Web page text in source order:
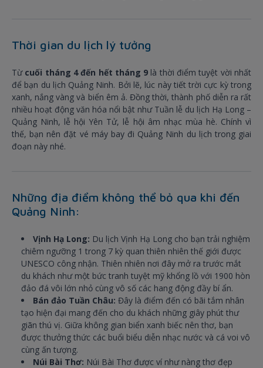
Thời gian du lịch lý tưởng
Từ cuối tháng 4 đến hết tháng 9 là thời điểm tuyệt vời nhất
để bạn du lịch Quảng Ninh. Bởi lẽ, lúc này tiết trời cực kỳ trong
xanh, nắng vàng và biển êm ả. Đồng thời, thành phố diễn ra rất
nhiều hoạt động văn hóa nổi bật như Tuần lễ du lịch Hạ Long –
Quảng Ninh, lễ hội Yên Tử, lễ hội âm nhạc mùa hè. Chính vì
thế, bạn nên đặt vé máy bay đi Quảng Ninh du lịch trong giai
đoạn này nhé.
Những địa điểm không thể bỏ qua khi đến
Quảng Ninh:
Vịnh Hạ Long: Du lịch Vịnh Hạ Long cho bạn trải nghiệm
chiêm ngưỡng 1 trong 7 kỳ quan thiên nhiên thế giới được
UNESCO công nhận. Thiên nhiên nơi đây mở ra trước mắt
du khách như một bức tranh tuyệt mỹ khổng lồ với 1900 hòn
đảo đá vôi lớn nhỏ cùng vô số các hang động đầy bí ẩn.
Bán đảo Tuần Châu: Đây là điểm đến có bãi tắm nhân
tạo hiện đại mang đến cho du khách những giây phút thư
giãn thú vị. Giữa không gian biển xanh biếc nên thơ, bạn
được thưởng thức các buổi biểu diễn nhạc nước và cá voi vô
cùng ấn tượng.
Núi Bài Thơ: Núi Bài Thơ được ví như nàng thơ đẹp